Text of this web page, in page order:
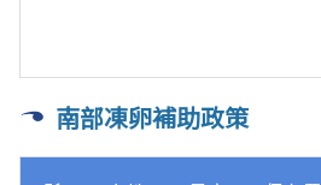
南部凍卵補助政策